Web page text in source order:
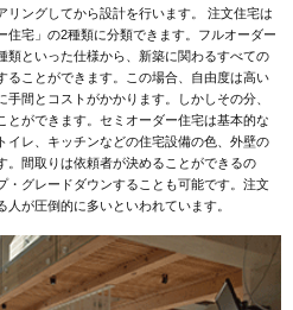
リングしてから設計を行います。 注文住宅は
住宅」の2種類に分類できます。フルオーダー
類といった仕様から、新築に関わるすべての
ることができます。この場合、自由度は高い
間とコストがかかります。しかしその分、
とができます。セミオーダー住宅は基本的な
イレ、キッチンなどの住宅設備の色、外壁の
。間取りは依頼者が決めることができるの
・グレードダウンすることも可能です。注文
が圧倒的に多いといわれています。